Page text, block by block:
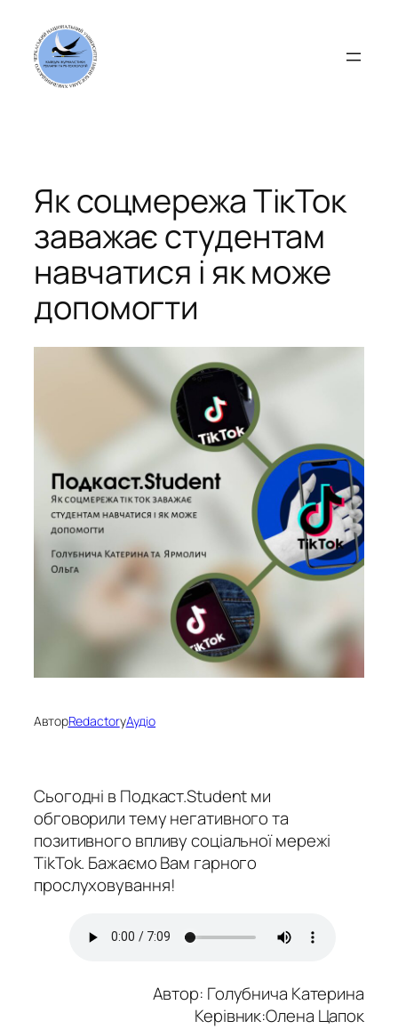
вмісту
Як соцмережа ТікТок
заважає студентам
навчатися і як може
допомогти
АвторRedactorуАудіо
Сьогодні в Подкаст.Student ми
обговорили тему негативного та
позитивного впливу соціальної мережі
TikTok. Бажаємо Вам гарного
прослуховування!
Автор: Голубнича Катерина
Керівник:Олена Цапок